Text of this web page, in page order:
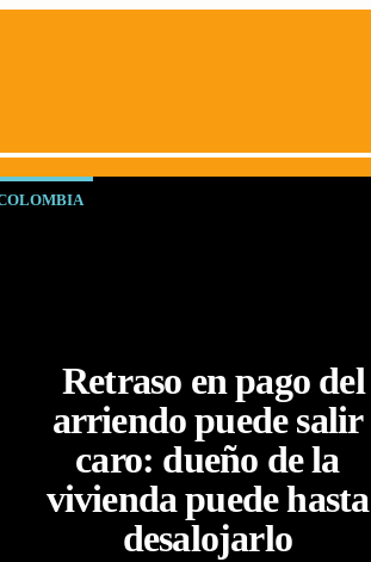
Retraso en pago del
arriendo puede salir
caro: dueño de la
vivienda puede hasta
desalojarlo